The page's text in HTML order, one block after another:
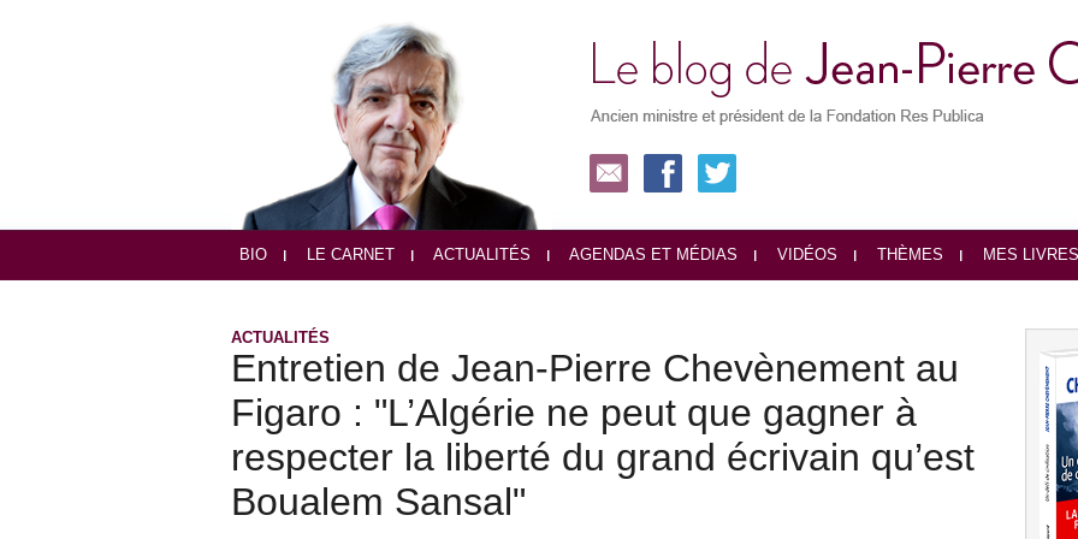
BIO LE CARNET ACTUALITÉS AGENDAS ET MÉDIAS VIDÉOS THÈMES MES LIVRES
ACTUALITÉS
Entretien de Jean-Pierre Chevènement au
Figaro : "L’Algérie ne peut que gagner à
respecter la liberté du grand écrivain qu’est
Boualem Sansal"